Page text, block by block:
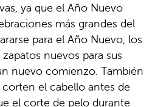
ya que el Año Nuevo
más grandes del
para el Año Nuevo, los
nuevos para sus
nuevo comienzo. También
el cabello antes de
el corte de pelo durante